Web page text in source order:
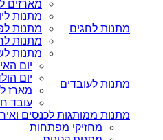
מתנות לחגים
מארזים
מתנות
מתנות
מתנות
מתנות
מתנות לעובדים
יום
יום
מארז
עובד
מתנות ממותגות לכנסים
מחזיקי מפתחות